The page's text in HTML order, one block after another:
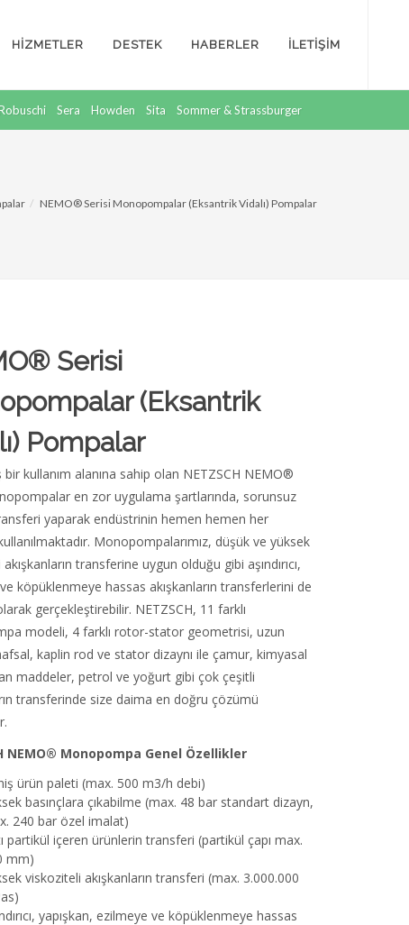
HİZMETLER DESTEK HABERLER İLETİŞİM
Sera Howden Sita Sommer & Strassburger
NEMO® Serisi Monopompalar (Eksantrik Vidalı) Pompalar
Serisi
(Eksantrik
Pompalar
bir kullanım alanına sahip olan NETZSCH NEMO®
en zor uygulama şartlarında, sorunsuz
yaparak endüstrinin hemen hemen her
Monopompalarımız, düşük ve yüksek
transferine uygun olduğu gibi aşındırıcı,
köpüklenmeye hassas akışkanların transferlerini de
gerçekleştirebilir. NETZSCH, 11 farklı
modeli, 4 farklı rotor-stator geometrisi, uzun
kaplin rod ve stator dizaynı ile çamur, kimyasal
maddeler, petrol ve yoğurt gibi çok çeşitli
transferinde size daima en doğru çözümü
NEMO® Monopompa Genel Özellikler
ürün paleti (max. 500 m3/h debi)
basınçlara çıkabilme (max. 48 bar standart dizayn,
240 bar özel imalat)
partikül içeren ürünlerin transferi (partikül çapı max.
mm)
viskoziteli akışkanların transferi (max. 3.000.000
yapışkan, ezilmeye ve köpüklenmeye hassas